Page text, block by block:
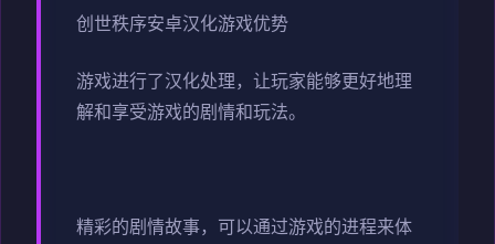
创世秩序安卓汉化游戏优势
游戏进行了汉化处理，让玩家能够更好地理
解和享受游戏的剧情和玩法。
精彩的剧情故事，可以通过游戏的进程来体